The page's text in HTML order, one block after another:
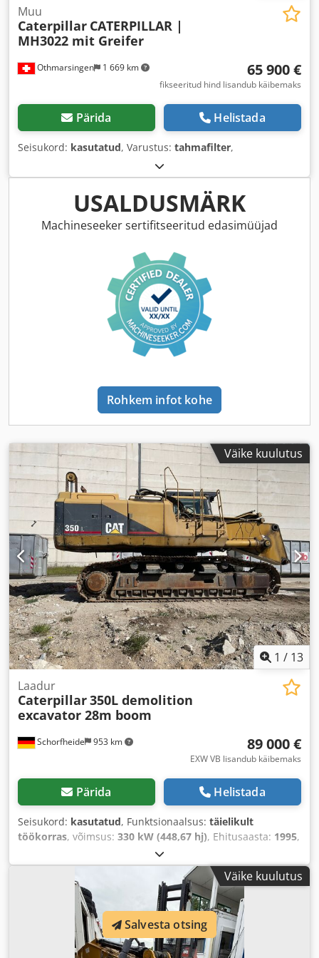
Othmarsingen 1 669 km
Muu
Caterpillar CATERPILLAR |
MH3022 mit Greifer
65 900 €
fikseeritud hind lisandub käibemaks
Pärida Helistada
Seisukord: kasutatud, Varustus: tahmafilter,
USALDUSMÄRK
Machineseeker sertifitseeritud edasimüüjad
Rohkem infot kohe
Väike kuulutus
1 / 13
Schorfheide 953 km
Laadur
Caterpillar350L demolition
excavator 28m boom
89 000 €
EXW VB lisandub käibemaks
Pärida Helistada
Seisukord: kasutatud, Funktsionaalsus: täielikult
töökorras, võimsus: 330 kW (448,67 hj), Ehitusaasta: 1995,
, Varustus:
Väike kuulutus
Salvesta otsing